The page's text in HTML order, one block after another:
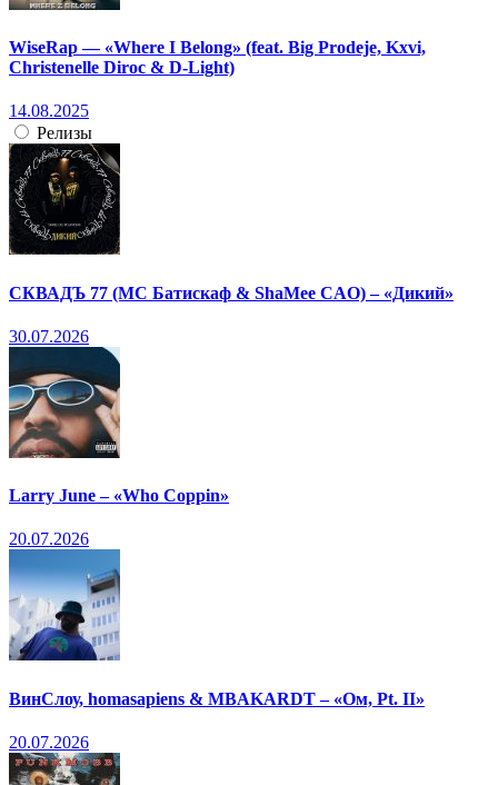
WiseRap — «Where I Belong» (feat. Big Prodeje, Kxvi,
Christenelle Diroc & D-Light)
14.08.2025
Релизы
СКВАДЪ 77 (МС Батискаф & ShaMee CAO) – «Дикий»
30.07.2026
Larry June – «Who Coppin»
20.07.2026
ВинСлоу, homasapiens & MBAKARDT – «Ом, Pt. II»
20.07.2026